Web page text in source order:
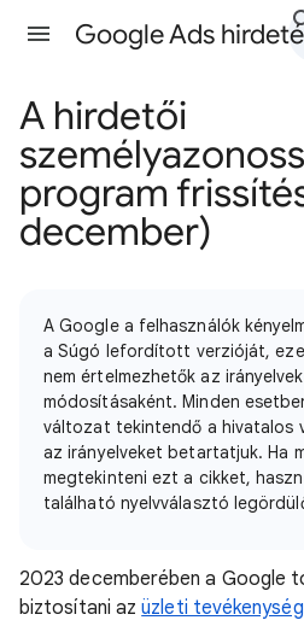
A hirdetői
program
december)
A Google a felhasználók
a Súgó lefordított verzióját,
nem értelmezhetők az
módosításaként. Minden
változat tekintendő a hivatalos
az irányelveket betartatjuk. Ha
megtekinteni ezt a cikket,
található nyelvválasztó
2023 decemberében a Google
biztosítani azüzleti